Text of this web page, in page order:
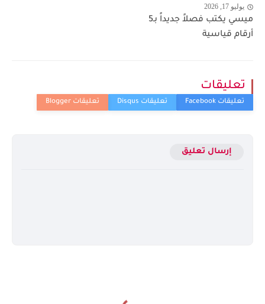
يوليو 17, 2026
ميسي يكتب فصلاً جديداً بـ5
أرقام قياسية
تعليقات
إرسال تعليق